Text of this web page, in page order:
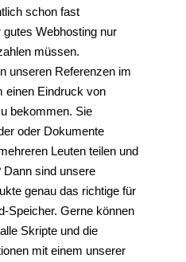
schon fast
Webhosting nur
müssen.
unseren Referenzen im
einen Eindruck von
bekommen. Sie
oder Dokumente
Leuten teilen und
Dann sind unsere
genau das richtige für
Speicher. Gerne können
Skripte und die
mit einem unserer